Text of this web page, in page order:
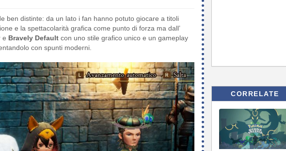
ben distinte: da un lato i fan hanno potuto giocare a titoli
e la spettacolarità grafica come punto di forza ma dall’
e Bravely Default con uno stile grafico unico e un gameplay
con spunti moderni.
CORRELATE